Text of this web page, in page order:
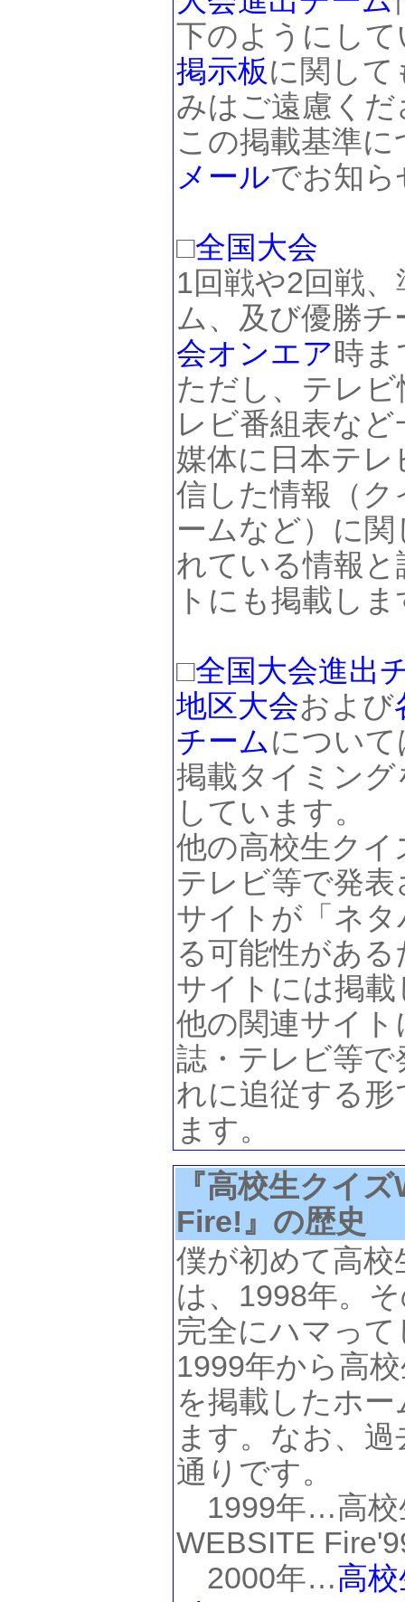
下のようにし
掲示板に関して
みはご遠慮くだ
この掲載基準
メールでお知
□全国大会
1回戦や2回戦
ム、及び優勝
会オンエア時
ただし、テレ
レビ番組表な
媒体に日本テ
信した情報（
ームなど）に
れている情報
トにも掲載し
□全国大会進出
地区大会および
チームについ
掲載タイミン
しています。
他の高校生ク
テレビ等で発
サイトが「ネ
る可能性があ
サイトには掲
他の関連サイ
誌・テレビ等
れに追従する
ます。
『高校生クイ
Fire!』の歴史
僕が初めて高
は、1998年。
完全にハマっ
1999年から高
を掲載したホ
ます。なお、
通りです。
1999年…高校
WEBSITE
2000年…高